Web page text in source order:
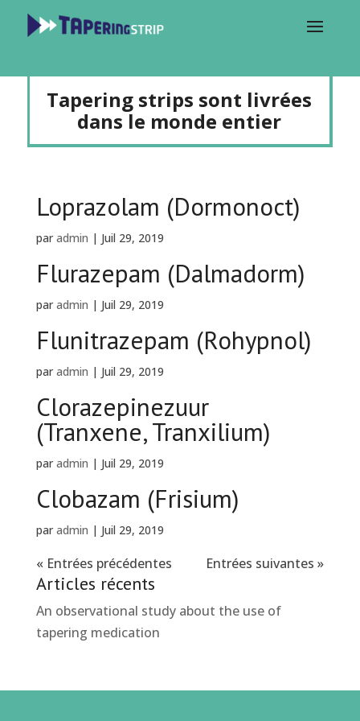
Tapering strips sont livrées
dans le monde entier
Loprazolam (Dormonoct)
paradmin | Juil 29, 2019
Flurazepam (Dalmadorm)
paradmin | Juil 29, 2019
Flunitrazepam (Rohypnol)
paradmin | Juil 29, 2019
Clorazepinezuur
(Tranxene, Tranxilium)
paradmin | Juil 29, 2019
Clobazam (Frisium)
paradmin | Juil 29, 2019
« Entrées précédentes Entrées suivantes »
Articles récents
An observational study about the use of
tapering medication